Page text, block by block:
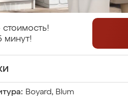
минут!
Boyard, Blum